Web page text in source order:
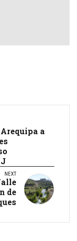
a
NEXT
de